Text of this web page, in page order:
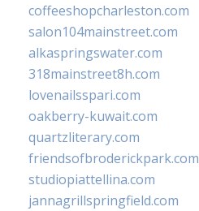
coffeeshopcharleston.com
salon104mainstreet.com
alkaspringswater.com
318mainstreet8h.com
lovenailsspari.com
oakberry-kuwait.com
quartzliterary.com
friendsofbroderickpark.com
studiopiattellina.com
jannagrillspringfield.com